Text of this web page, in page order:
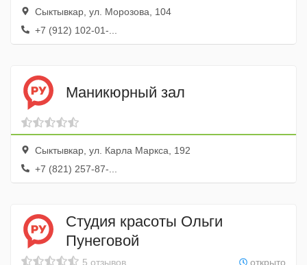
Сыктывкар, ул. Морозова, 104
+7 (912) 102-01-...
Маникюрный зал
Сыктывкар, ул. Карла Маркса, 192
+7 (821) 257-87-...
Студия красоты Ольги
Пунеговой
открыто
5 отзывов